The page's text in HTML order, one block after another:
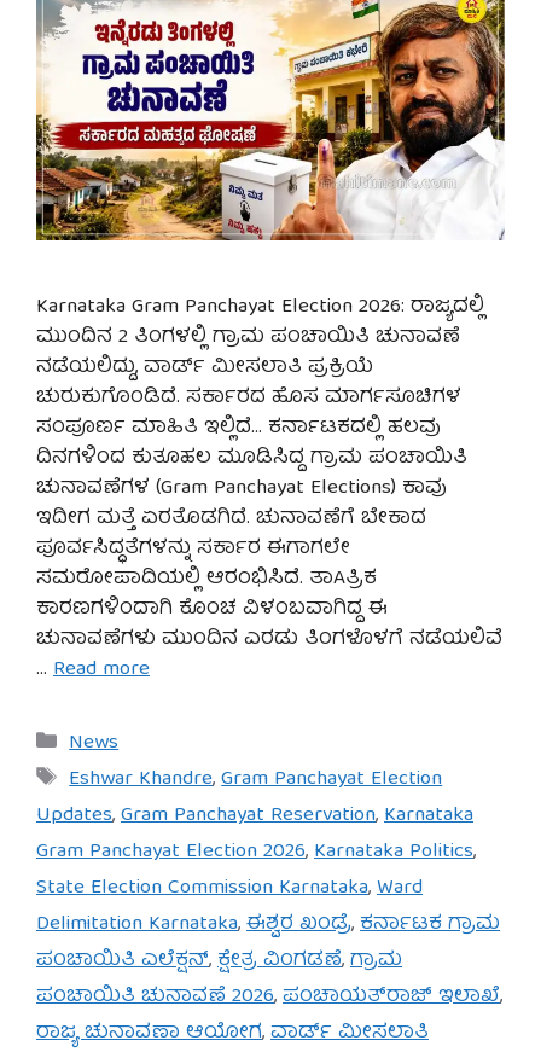
Karnataka Gram Panchayat Election 2026: ರಾಜ್ಯದಲ್ಲಿ
ಮುಂದಿನ 2 ತಿಂಗಳಲ್ಲಿ ಗ್ರಾಮ ಪಂಚಾಯಿತಿ ಚುನಾವಣೆ
ನಡೆಯಲಿದ್ದು, ವಾರ್ಡ್ ಮೀಸಲಾತಿ ಪ್ರಕ್ರಿಯೆ
ಚುರುಕುಗೊಂಡಿದೆ. ಸರ್ಕಾರದ ಹೊಸ ಮಾರ್ಗಸೂಚಿಗಳ
ಸಂಪೂರ್ಣ ಮಾಹಿತಿ ಇಲ್ಲಿದೆ… ಕರ್ನಾಟಕದಲ್ಲಿ ಹಲವು
ದಿನಗಳಿಂದ ಕುತೂಹಲ ಮೂಡಿಸಿದ್ದ ಗ್ರಾಮ ಪಂಚಾಯಿತಿ
ಚುನಾವಣೆಗಳ (Gram Panchayat Elections) ಕಾವು
ಇದೀಗ ಮತ್ತೆ ಏರತೊಡಗಿದೆ. ಚುನಾವಣೆಗೆ ಬೇಕಾದ
ಪೂರ್ವಸಿದ್ಧತೆಗಳನ್ನು ಸರ್ಕಾರ ಈಗಾಗಲೇ
ಸಮರೋಪಾದಿಯಲ್ಲಿ ಆರಂಭಿಸಿದೆ. ತಾAತ್ರಿಕ
ಕಾರಣಗಳಿಂದಾಗಿ ಕೊಂಚ ವಿಳಂಬವಾಗಿದ್ದ ಈ
ಚುನಾವಣೆಗಳು ಮುಂದಿನ ಎರಡು ತಿಂಗಳೊಳಗೆ ನಡೆಯಲಿವೆ
… Read more
Categories
News
Tags
Eshwar Khandre,Gram Panchayat Election
Updates,Gram Panchayat Reservation,Karnataka
Gram Panchayat Election 2026,Karnataka Politics,
State Election Commission Karnataka,Ward
Delimitation Karnataka,ಈಶ್ವರ ಖಂಡ್ರೆ,ಕರ್ನಾಟಕ ಗ್ರಾಮ
ಪಂಚಾಯಿತಿ ಎಲೆಕ್ಷನ್,ಕ್ಷೇತ್ರ ವಿಂಗಡಣೆ,ಗ್ರಾಮ
ಪಂಚಾಯಿತಿ ಚುನಾವಣೆ 2026,ಪಂಚಾಯತ್‌ರಾಜ್ ಇಲಾಖೆ,
ರಾಜ್ಯ ಚುನಾವಣಾ ಆಯೋಗ,ವಾರ್ಡ್ ಮೀಸಲಾತಿ